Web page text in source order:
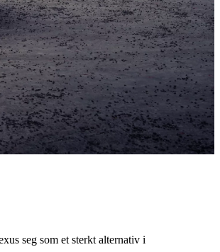
seg som et sterkt alternativ i